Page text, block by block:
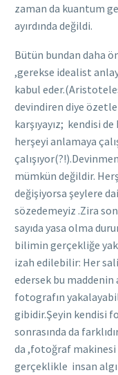
zaman da kuantum
ayırdında değildi.
Bütün bundan daha
,gerekse idealist
kabul
devindiren diye
karşıyayız; kendisi
herşeyi anlamaya
mümkün değildir.
değişiyorsa şeylere
sözedemeyiz .Zira
sayıda yasa olma
bilimin gerçekliğe
izah edilebilir: Her
edersek bu maddenin
fotografın
gibidir.Şeyin kendisi
sonrasında da
da ,fotoğraf makinesi
gerçeklikle insan algı